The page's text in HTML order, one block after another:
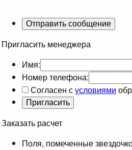
Пригласить менеджера
Имя:
Номер телефона:
Согласен сусловиями
Заказать расчет
Поля, помеченные